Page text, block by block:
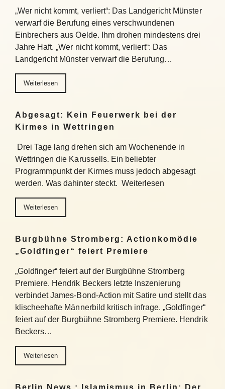
„Wer nicht kommt, verliert“: Das Landgericht Münster
verwarf die Berufung eines verschwundenen
Einbrechers aus Oelde. Ihm drohen mindestens drei
Jahre Haft. „Wer nicht kommt, verliert“: Das
Landgericht Münster verwarf die Berufung…
Weiterlesen
Abgesagt: Kein Feuerwerk bei der
Kirmes in Wettringen
Drei Tage lang drehen sich am Wochenende in
Wettringen die Karussells. Ein beliebter
Programmpunkt der Kirmes muss jedoch abgesagt
werden. Was dahinter steckt. Weiterlesen
Weiterlesen
Burgbühne Stromberg: Actionkomödie
„Goldfinger“ feiert Premiere
„Goldfinger“ feiert auf der Burgbühne Stromberg
Premiere. Hendrik Beckers letzte Inszenierung
verbindet James-Bond-Action mit Satire und stellt das
klischeehafte Männerbild kritisch infrage. „Goldfinger“
feiert auf der Burgbühne Stromberg Premiere. Hendrik
Beckers…
Weiterlesen
Berlin News : Islamismus in Berlin: Der